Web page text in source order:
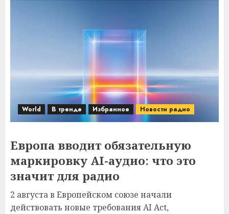
World В тренде Избранное Новости радио
Европа вводит обязательную
маркировку AI-аудио: что это
значит для радио
2 августа в Европейском союзе начали
действовать новые требования AI Act,